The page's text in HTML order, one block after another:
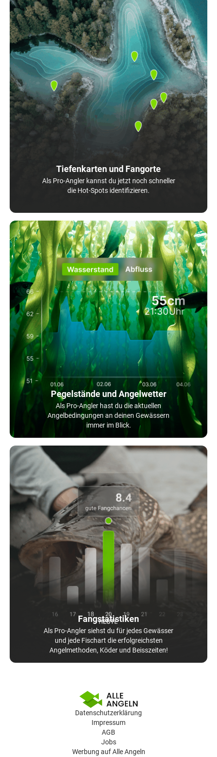
Tiefenkarten und Fangorte
Als Pro-Angler kannst du jetzt noch schneller
die Hot-Spots identifizieren.
Pegelstände und Angelwetter
Als Pro-Angler hast du die aktuellen
Angelbedingungen an deinen Gewässern
immer im Blick.
Fangstatistiken
Als Pro-Angler siehst du für jedes Gewässer
und jede Fischart die erfolgreichsten
Angelmethoden, Köder und Beisszeiten!
Datenschutzerklärung
Impressum
AGB
Jobs
Werbung auf Alle Angeln